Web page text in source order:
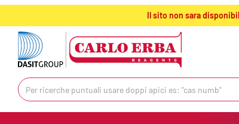
text.skipToContent
text.skipToNavigation
Il sito non sara